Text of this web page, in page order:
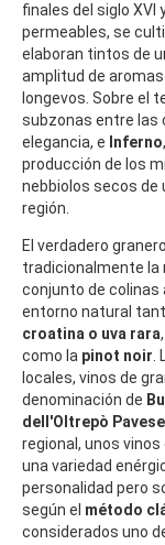
finales del siglo
permeables, se
elaboran tintos de
amplitud de
longevos. Sobre el
subzonas entre las
elegancia, e Inferno
producción de los
nebbiolos secos de
región.
El verdadero
tradicionalmente la
conjunto de colinas
entorno natural
croatina o uva rara
como la pinot noir.
locales, vinos de
denominación de
dell'Oltrepò Pavese
regional, unos
una variedad
personalidad pero
según el método
considerados uno